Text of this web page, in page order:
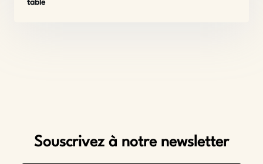
table
Souscrivez à notre newsletter